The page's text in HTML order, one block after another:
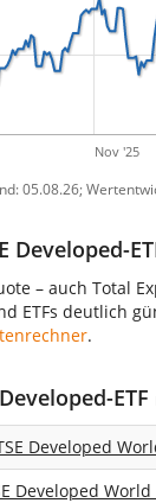
Nov '25
05.08.26;
Developed-
– auch Total
ETFs deutlich
.
ETF
Developed
Developed